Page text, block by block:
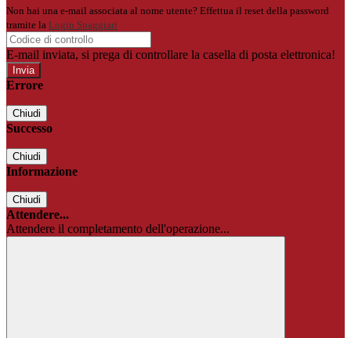
Non hai una e-mail associata al nome utente? Effettua il reset della password
tramite la Login Spaggiari
E-mail inviata, si prega di controllare la casella di posta elettronica!
Errore
Chiudi
Successo
Chiudi
Informazione
Chiudi
Attendere...
Attendere il completamento dell'operazione...